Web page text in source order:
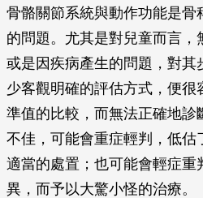
骨骼關節系統與動作功能是骨
的問題。尤其是對兒童而言，
或是因疾病產生的問題，對其
少客觀明確的評估方式，便
準值的比較，而無法正確地診
不佳，可能會重症輕判，低估
適當的處置；也可能會輕症重
異，而予以大驚小怪的治療。